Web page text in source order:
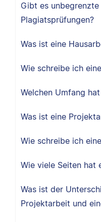
Gibt es
Plagiatsprüfungen?
Was ist eine
Wie schreibe ich
Welchen Umfang
Was ist eine
Wie schreibe ich
Wie viele Seiten hat
Was ist der
Projektarbeit und